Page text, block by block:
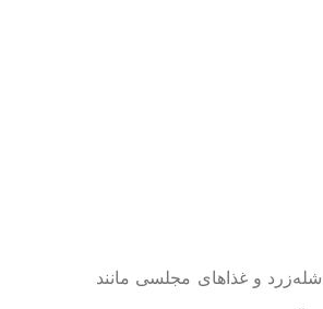
شله‌زرد و غذاهای مجلسی مانند